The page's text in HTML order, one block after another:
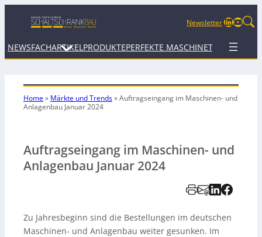
NewsletterLinkedIn
NEWSFACHARTIKEL PRODUKTEPERFEKTE MASCHINETERMINE
Home» Märkte und Trends»Auftragseingang im Maschinen- und
Anlagenbau Januar 2024
Auftragseingang im Maschinen- und
Anlagenbau Januar 2024
Zu Jahresbeginn sind die Bestellungen im deutschen
Maschinen- und Anlagenbau weiter gesunken. Im